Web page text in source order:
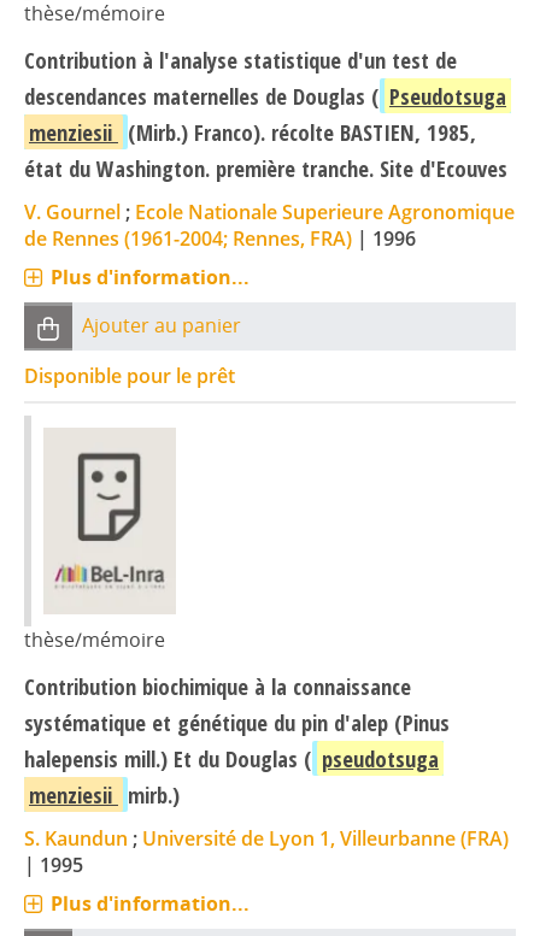
thèse/mémoire
Contribution à l'analyse statistique d'un test de
descendances maternelles de Douglas ( Pseudotsuga
menziesii (Mirb.) Franco). récolte BASTIEN, 1985,
état du Washington. première tranche. Site d'Ecouves
V. Gournel; Ecole Nationale Superieure Agronomique
de Rennes (1961-2004; Rennes, FRA) | 1996
Plus d'information...
Ajouter au panier
Disponible pour le prêt
thèse/mémoire
Contribution biochimique à la connaissance
systématique et génétique du pin d'alep (Pinus
halepensis mill.) Et du Douglas ( pseudotsuga
menziesii mirb.)
S. Kaundun ; Université de Lyon 1, Villeurbanne (FRA)
| 1995
Plus d'information...